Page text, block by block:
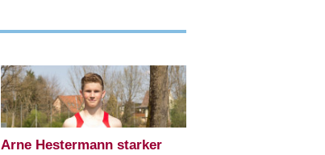
Arne Hestermann starker